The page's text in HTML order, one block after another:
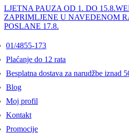
LJETNA PAUZA OD 1. DO 15.8.
ZAPRIMLJENE U NAVEDENOM
POSLANE 17.8.
01/4855-173
Plaćanje do 12 rata
Besplatna dostava za narudžbe iznad
Blog
Moj profil
Kontakt
Promocije